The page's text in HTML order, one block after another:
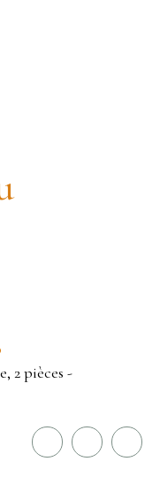
2 pièces -